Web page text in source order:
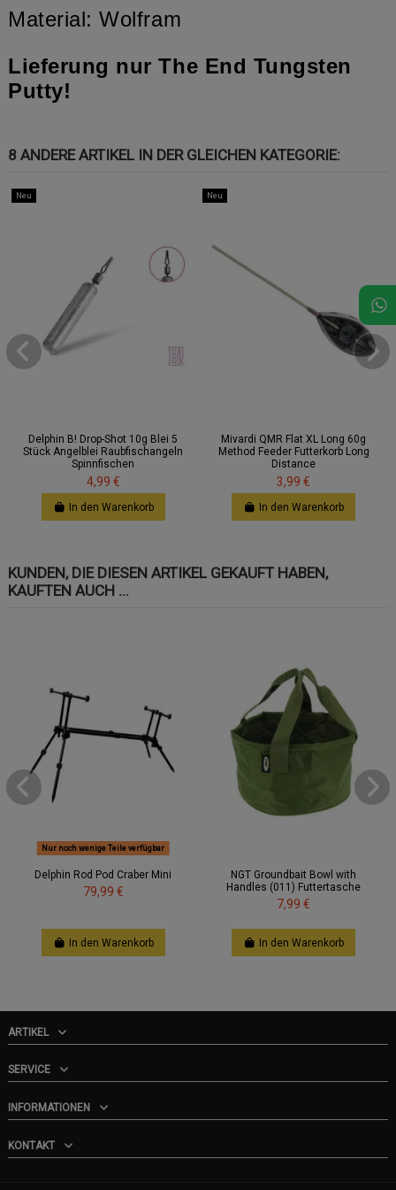
Material: Wolfram
Lieferung nur The End Tungsten
Putty!
8 ANDERE ARTIKEL IN DER GLEICHEN KATEGORIE:
Neu
Delphin B! Drop-Shot 10g Blei 5
Stück Angelblei Raubfischangeln
Spinnfischen
4,99 €
In den Warenkorb
Neu
Mivardi QMR Flat XL Long 60g
Method Feeder Futterkorb Long
Distance
3,99 €
In den Warenkorb
KUNDEN, DIE DIESEN ARTIKEL GEKAUFT HABEN,
KAUFTEN AUCH ...
Nur noch wenige Teile verfügbar
Delphin Rod Pod Craber Mini
79,99 €
In den Warenkorb
NGT Groundbait Bowl with
Handles (011) Futtertasche
7,99 €
In den Warenkorb
ARTIKEL
SERVICE
INFORMATIONEN
KONTAKT